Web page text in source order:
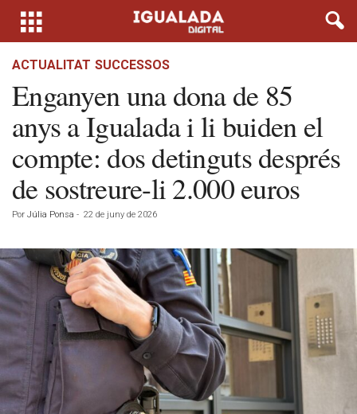
ACTUALITAT SUCCESSOS
Enganyen una dona de 85
anys a Igualada i li buiden el
compte: dos detinguts després
de sostreure-li 2.000 euros
Por Júlia Ponsa - 22 de juny de 2026